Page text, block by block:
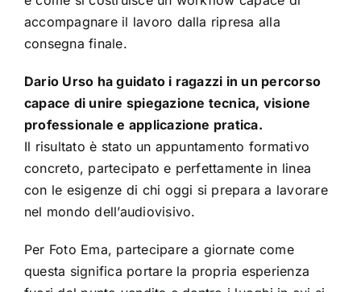
accompagnare il lavoro dalla ripresa alla
consegna finale.
Dario Urso ha guidato i ragazzi in un percorso
capace di unire spiegazione tecnica, visione
professionale e applicazione pratica.
Il risultato è stato un appuntamento formativo
concreto, partecipato e perfettamente in linea
con le esigenze di chi oggi si prepara a lavorare
nel mondo dell’audiovisivo.
Per Foto Ema, partecipare a giornate come
questa significa portare la propria esperienza